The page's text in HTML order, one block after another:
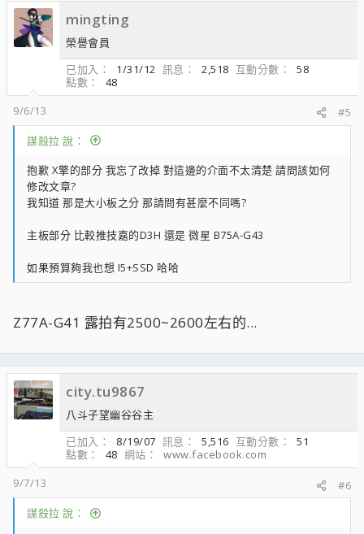
mingting
榮譽會員
已加入
1/31/12 訊息 2,518 互動分數
58
點數
48
9/6/13
#5
謀殺拉 說：
抱歉 X擎的部分 我忘了改掉 對這邊的介面不太清楚 請問該如何
修改文章?
我知道 那是大小板之分 那請問有甚麼不同嗎?
主板部分 比較推技嘉的D3H 還是 微星 B75A-G43
如果預算夠我也想 I5+SSD 哈哈
Z77A-G41 露拍有2500~2600左右的...
city.tu9867
八斗子望幽谷谷主
已加入
8/19/07 訊息 5,516 互動分數
51
點數
48 網站
www.facebook.com
9/7/13
#6
謀殺拉 說：